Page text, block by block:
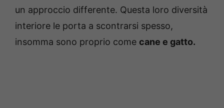
un approccio differente. Questa loro diversità
interiore le porta a scontrarsi spesso,
insomma sono proprio come cane e gatto.